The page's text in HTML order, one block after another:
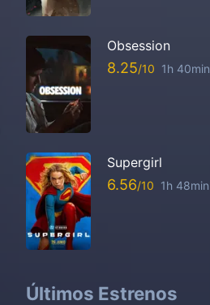
Obsession
8.25 1h 40min
Supergirl
6.56 1h 48min
Últimos Estrenos